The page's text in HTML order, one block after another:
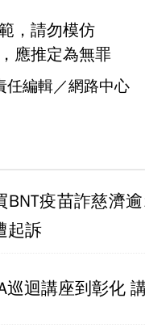
，請勿模仿
應推定為無罪
編輯／網路中心
BNT疫苗詐慈濟
起訴
巡迴講座到彰化